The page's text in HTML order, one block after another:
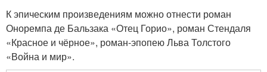
К эпическим произведениям можно отнести роман
Оноремпа де Бальзака «Отец Горио», роман Стендаля
«Красное и чёрное», роман-эпопею Льва Толстого
«Война и мир».